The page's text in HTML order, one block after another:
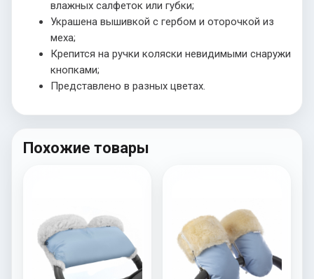
влажных салфеток или губки;
Украшена вышивкой с гербом и оторочкой из
меха;
Крепится на ручки коляски невидимыми снаружи
кнопками;
Представлено в разных цветах.
Похожие товары